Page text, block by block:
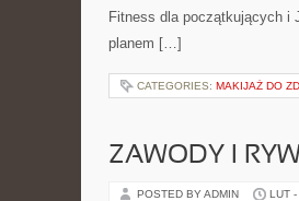
Fitness dla początkujących i
planem […]
CATEGORIES: MAKIJAŻ DO
ZAWODY I
POSTED BY ADMIN LUT